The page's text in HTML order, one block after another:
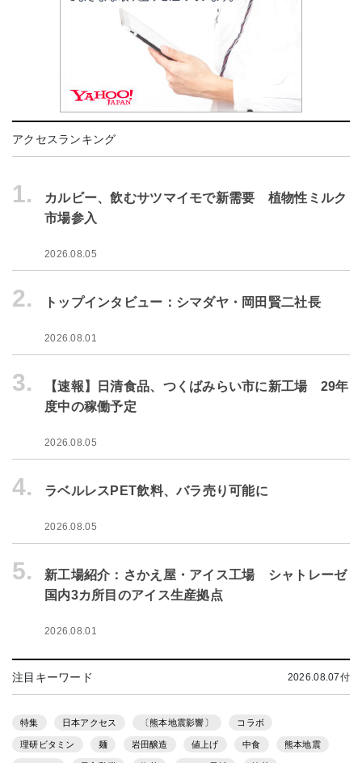
アクセスランキング
1.
カルビー、飲むサツマイモで新需要 植物性ミルク
市場参入
2026.08.05
2. トップインタビュー：シマダヤ・岡田賢二社長
2026.08.01
3.
【速報】日清食品、つくばみらい市に新工場 29年
度中の稼働予定
2026.08.05
4. ラベルレスPET飲料、バラ売り可能に
2026.08.05
5.
新工場紹介：さかえ屋・アイス工場 シャトレーゼ
国内3カ所目のアイス生産拠点
2026.08.01
注目キーワード 2026.08.07付
特集 日本アクセス 〔熊本地震影響〕 コラボ
理研ビタミン 麺 岩田醸造 値上げ 中食 熊本地震